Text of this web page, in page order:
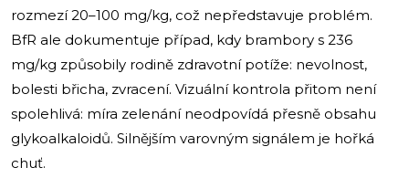
rozmezí 20–100 mg/kg, což nepředstavuje problém.
BfR ale dokumentuje případ, kdy brambory s 236
mg/kg způsobily rodině zdravotní potíže: nevolnost,
bolesti břicha, zvracení. Vizuální kontrola přitom není
spolehlivá: míra zelenání neodpovídá přesně obsahu
glykoalkaloidů. Silnějším varovným signálem je hořká
chuť.